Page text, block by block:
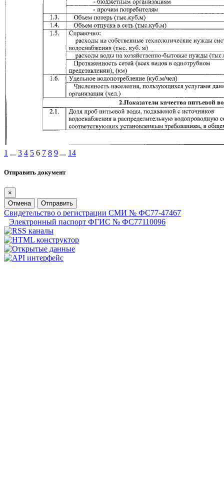
1 ... 3 4 5 6 7 8 9 ... 14
Отправить документ
×
Отмена
Отправить
Свидетельство о регистрации СМИ № ФС77-47467
Электронный паспорт ФГИС № ФС77110096